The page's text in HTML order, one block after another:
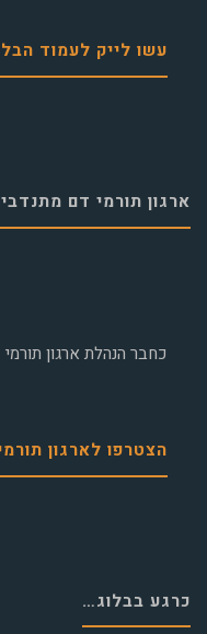
עשו לייק לעמוד
ארגון תורמי דם
כחבר הנהלת ארגון
הצטרפו לארגון
כרגע בבלוג…